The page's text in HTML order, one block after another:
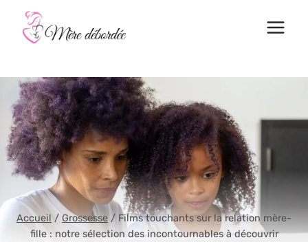
contenu
Accueil / Grossesse / Films touchants sur la relation mère-
fille : notre sélection des incontournables à découvrir